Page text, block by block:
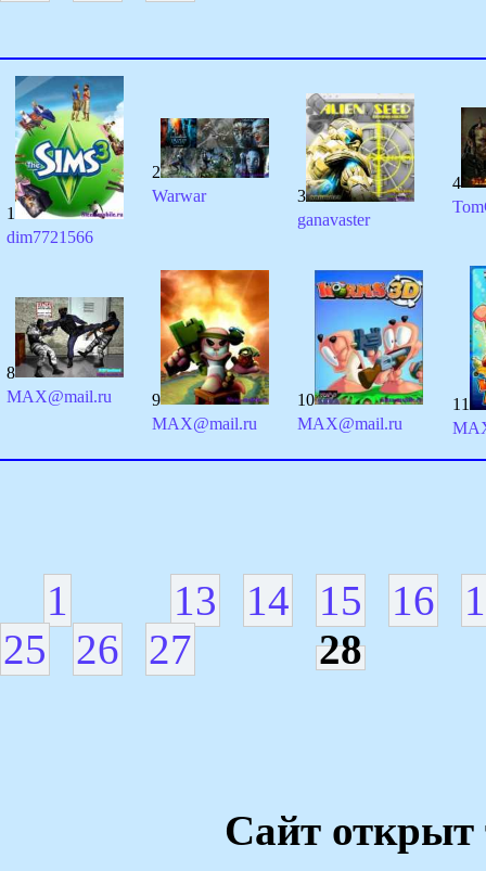
1
dim7721566
2
Warwar
3
ganavaster
4
8
MAX@mail.ru
9
MAX@mail.ru
10
MAX@mail.ru
11
1 13 14 15 16
25
26 27 28
Сайт открыт